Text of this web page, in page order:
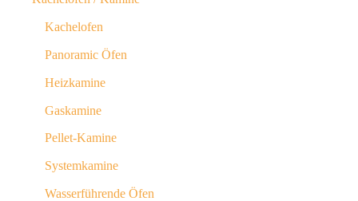
Kachelofen
Panoramic Öfen
Heizkamine
Gaskamine
Pellet-Kamine
Systemkamine
Wasserführende Öfen